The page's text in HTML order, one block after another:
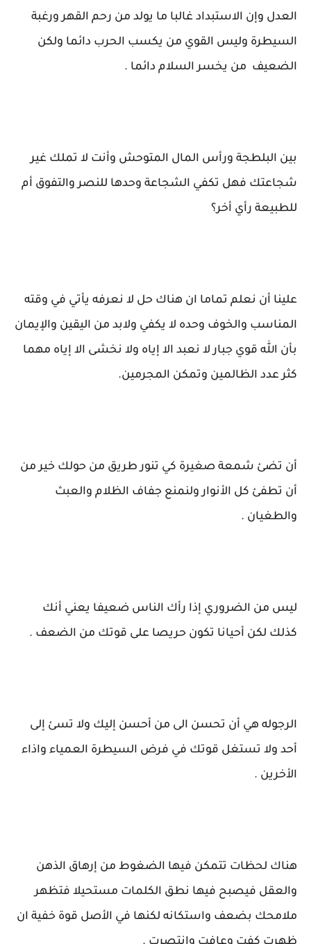
العدل وإن الاستبداد غالبا ما يولد من رحم القهر ورغبة
السيطرة وليس القوي من يكسب الحرب دائما ولكن
الضعيف من يخسر السلام دائما .
بين البلطجة ورأس المال المتوحش وأنت لا تملك غير
شجاعتك فهل تكفي الشجاعة وحدها للنصر والتفوق أم
للطبيعة رأي أخر؟
علينا أن نعلم تماما ان هناك حل لا نعرفه يأتي في وقته
المناسب والخوف وحده لا يكفي ولابد من اليقين والإيمان
بأن الله قوي جبار لا نعبد الا إياه ولا نخشى الا إياه مهما
كثر عدد الظالمين وتمكن المجرمين.
أن تضئ شمعة صغيرة كي تنور طريق من حولك خير من
أن تطفئ كل الأنوار ولنمنع جفاف الظلام والعبث
والطغيان .
ليس من الضروري إذا رأك الناس ضعيفا يعني أنك
كذلك لكن أحيانا تكون حريصا على قوتك من الضعف .
الرجوله هي أن تحسن الى من أحسن إليك ولا تسئ إلى
أحد ولا تستغل قوتك في فرض السيطرة العمياء واذاء
الأخرين .
هناك لحظات تتمكن فيها الضغوط من إرهاق الذهن
والعقل فيصبح فيها نطق الكلمات مستحيلا فتظهر
ملامحك بضعف واستكانه لكنها في الأصل قوة خفية ان